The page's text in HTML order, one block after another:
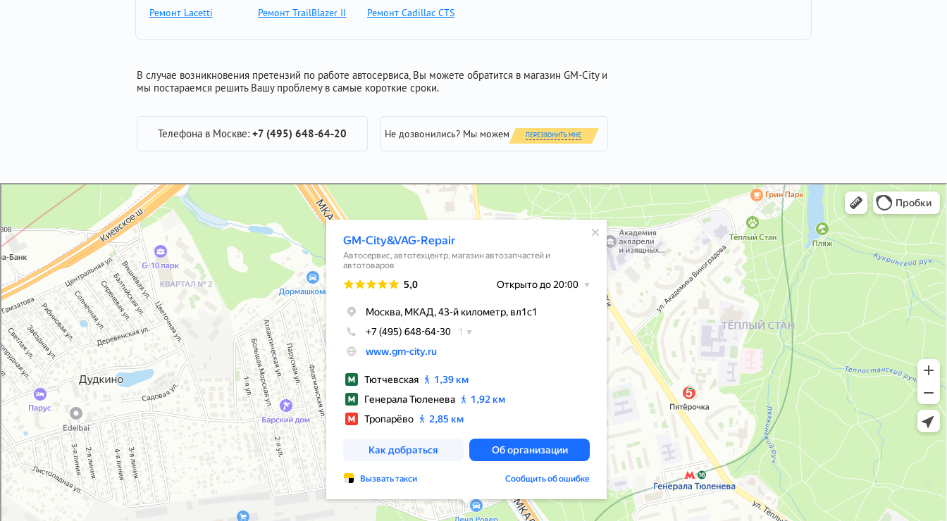
Ремонт Lacetti
Ремонт TrailBlazer II Ремонт Cadillac CTS
В случае возникновения претензий по работе автосервиса, Вы можете обратится в магазин GM-City и
мы постараемся решить Вашу проблему в самые короткие сроки.
Телефона в Москве: +7 (495) 648-64-20 Не дозвонились? Мы можем ПЕРЕЗВОНИТЬ МНЕ
Автосервис, автотехцентр в Москве
Магазин автозапчастей и автотоваров в Москве